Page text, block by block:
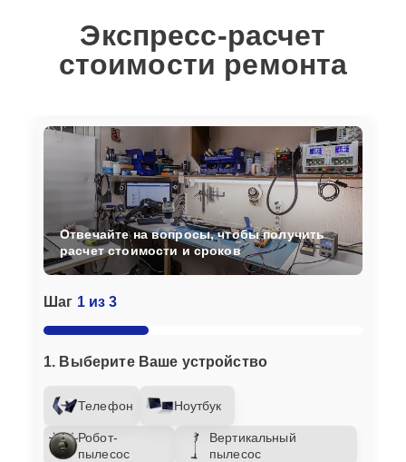
Экспресс-расчет
стоимости ремонта
Шаг 1 из 3
1. Выберите Ваше устройство
Телефон Ноутбук
Робот-
пылесос
Вертикальный
пылесос
Отвечайте на вопросы, чтобы получить
расчет стоимости и сроков